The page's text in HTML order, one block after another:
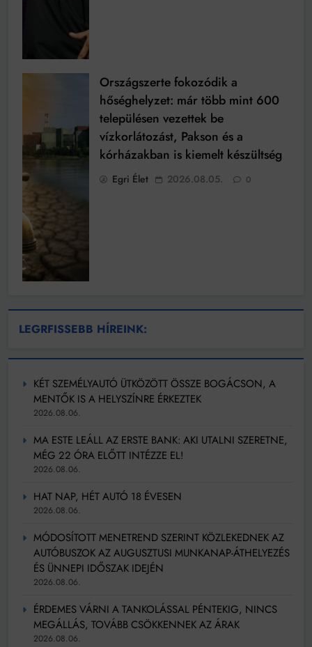
Országszerte fokozódik a
hőséghelyzet: már több mint 600
településen vezettek be
vízkorlátozást, Pakson és a
kórházakban is kiemelt készültség
Egri Élet 2026.08.05. 0
LEGRFISSEBB HÍREINK:
KÉT SZEMÉLYAUTÓ ÜTKÖZÖTT ÖSSZE BOGÁCSON, A
MENTŐK IS A HELYSZÍNRE ÉRKEZTEK
2026.08.06.
MA ESTE LEÁLL AZ ERSTE BANK: AKI UTALNI SZERETNE,
MÉG 22 ÓRA ELŐTT INTÉZZE EL!
2026.08.06.
HAT NAP, HÉT AUTÓ 18 ÉVESEN
2026.08.06.
MÓDOSÍTOTT MENETREND SZERINT KÖZLEKEDNEK AZ
AUTÓBUSZOK AZ AUGUSZTUSI MUNKANAP-ÁTHELYEZÉS
ÉS ÜNNEPI IDŐSZAK IDEJÉN
2026.08.06.
ÉRDEMES VÁRNI A TANKOLÁSSAL PÉNTEKIG, NINCS
MEGÁLLÁS, TOVÁBB CSÖKKENNEK AZ ÁRAK
2026.08.06.